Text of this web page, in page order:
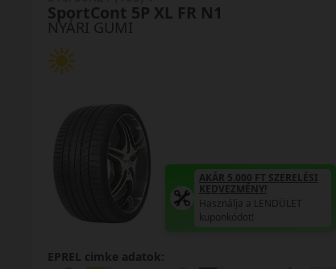
NYÁRI GUMI
Suregrip Pro Sport XL
KEDVEZMÉNY!
Használja a LENDÜLET
kuponkódot!
0%
EPREL cimke adatok: